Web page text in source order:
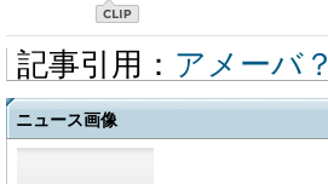
記事引用： アメーバ？
ニュース画像